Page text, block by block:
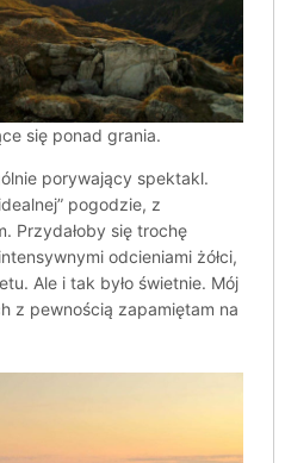
się ponad grania.
porywający spektakl.
pogodzie, z
Przydałoby się trochę
odcieniami żółci,
Ale i tak było świetnie. Mój
z pewnością zapamiętam na